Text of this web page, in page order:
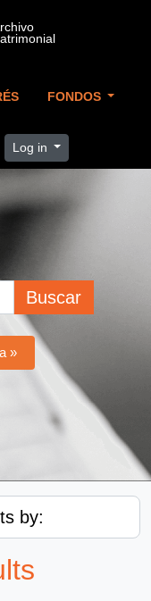
FONDOS
Log in
Buscar
»
by: